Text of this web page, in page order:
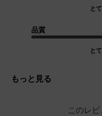
と
品質
と
もっと見る
このレ